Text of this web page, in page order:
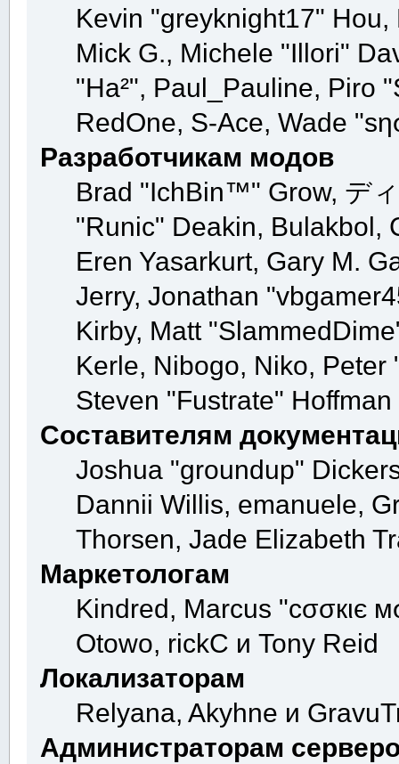
Kevin "greyknight17" Hou,
Mick G., Michele "Illori"
"Ha²", Paul_Pauline, Piro
RedOne, S-Ace, Wade
Разработчикам модов
Brad "IchBin™" Grow, デ
"Runic" Deakin, Bulakbol,
Eren Yasarkurt, Gary M.
Jerry, Jonathan
Kirby, Matt
Kerle, Nibogo, Niko,
Steven "Fustrate"
Составителям
Joshua "groundup"
Dannii Willis, emanuele,
Thorsen, Jade Elizabeth
Маркетологам
Kindred, Marcus "cσσкιє
Otowo, rickC и Tony Reid
Локализаторам
Relyana, Akyhne и
Администраторам